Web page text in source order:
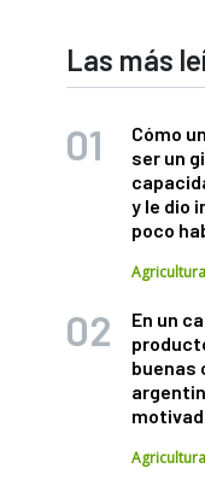
Las más
Cómo
ser un
y le dio
poco
Agricultura
En un
buenas
Agricultura